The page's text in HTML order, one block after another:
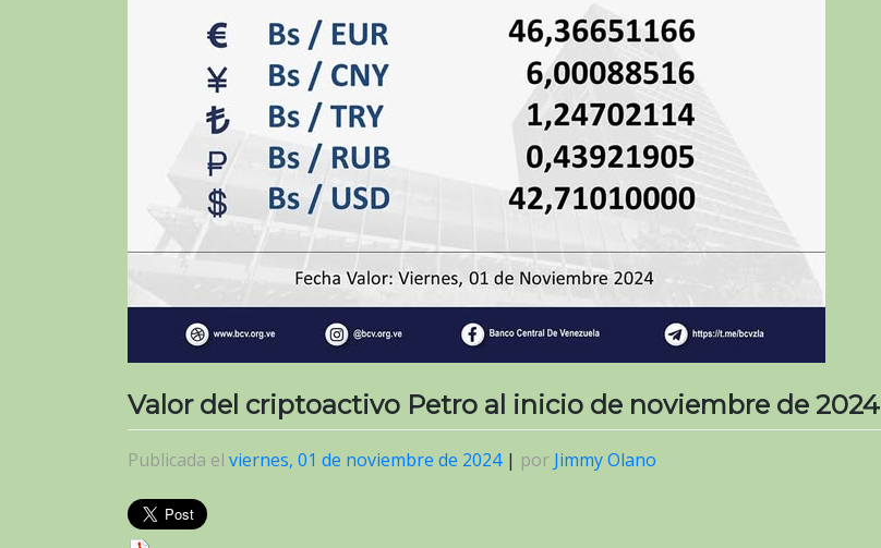
Valor del criptoactivo Petro al inicio de noviembre de 2024
Publicada el viernes, 01 de noviembre de 2024| por Jimmy Olano